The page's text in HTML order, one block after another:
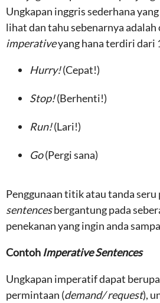
Ungkapan inggris sederhana
lihat dan tahu sebenarnya
imperativeyang hana terdiri dari
Hurry!(Cepat!)
Stop!(Berhenti!)
Run!(Lari!)
Go(Pergi sana)
Penggunaan titik atau tanda seru
sentencesbergantung pada
penekanan yang ingin anda
Contoh Imperative Sentences
Ungkapan imperatif dapat
permintaan (demand/ request),